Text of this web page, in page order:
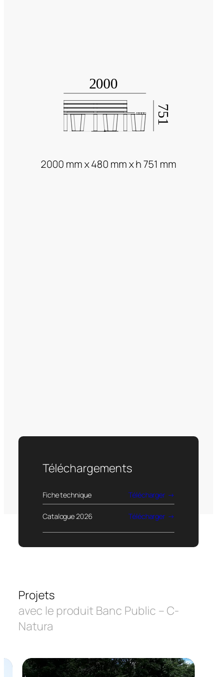
2000 mm x 480 mm x h 751 mm
Téléchargements
Fiche technique Télécharger
Catalogue 2026 Télécharger
Projets
avec le produit Banc Public – C-
Natura